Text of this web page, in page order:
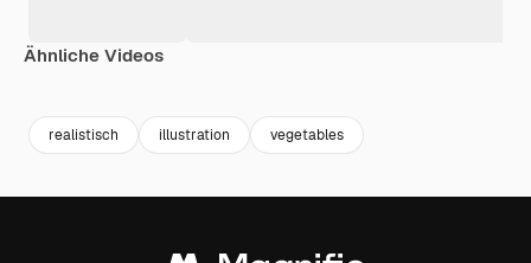
Ähnliche Videos
realistisch illustration vegetables